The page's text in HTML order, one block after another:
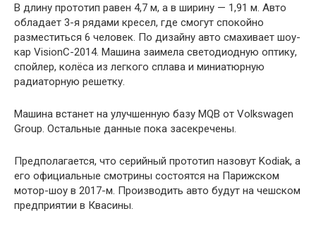
В длину прототип равен 4,7 м, а в ширину — 1,91 м. Авто
обладает 3-я рядами кресел, где смогут спокойно
разместиться 6 человек. По дизайну авто смахивает шоу-
кар VisionC-2014. Машина заимела светодиодную оптику,
спойлер, колёса из легкого сплава и миниатюрную
радиаторную решетку.
Машина встанет на улучшенную базу MQB от Volkswagen
Group. Остальные данные пока засекречены.
Предполагается, что серийный прототип назовут Kodiak, а
его официальные смотрины состоятся на Парижском
мотор-шоу в 2017-м. Производить авто будут на чешском
предприятии в Квасины.